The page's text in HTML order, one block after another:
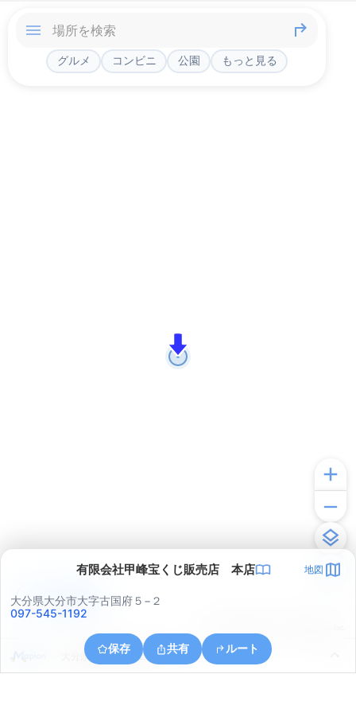
グルメ コンビニ 公園 もっと見る
有限会社甲峰宝くじ販売店 本店 地図
大分県大分市大字古国府５−２
097-545-1192
保存 共有 ルート
大分県大分市畑中２丁目６
アプリで見る